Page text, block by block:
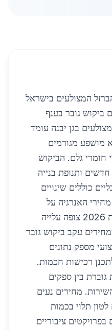
הברזל המצולעים בישראל
ביקוש גובר בענף
בגן יבנה עומד
והוא מושפע מגורמים
חומרי גלם. הביקוש
ותנופת בנייה
כוללים שינויים
האנרגיה על
עלויות הייצור. תחזית לשנת 2026 צופה עלייה
עקב ביקוש גובר
מספק נתונים
רכישות חכמות.
בין ספקים
מחירים נעים
שקלים לטון תלוי בכמות
ציבוריים